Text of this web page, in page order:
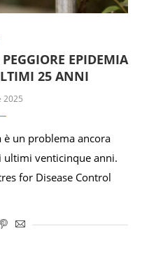
EPIDEMIA
25 ANNI
2025
è un problema ancora
ultimi venticinque anni.
for Disease Control